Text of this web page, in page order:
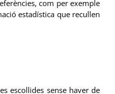
com per exemple
estadística que recullen
escollides sense haver de